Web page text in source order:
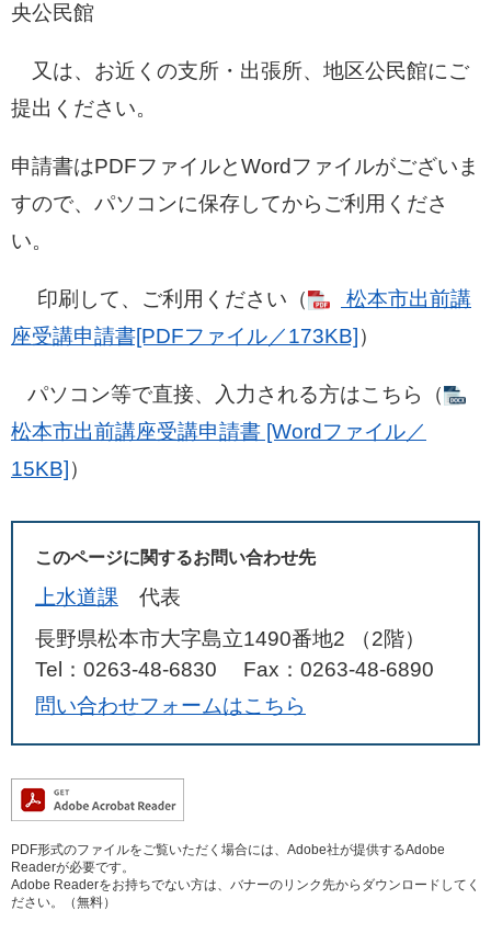
央公民館
又は、お近くの支所・出張所、地区公民館にご
提出ください。
申請書はPDFファイルとWordファイルがございま
すので、パソコンに保存してからご利用くださ
い。
印刷して、ご利用ください（
松本市出前講
座受講申請書[PDFファイル／173KB] ）
パソコン等で直接、入力される方はこちら（
松本市出前講座受講申請書 [Wordファイル／
15KB] ）
このページに関するお問い合わせ先
上水道課
代表
長野県松本市大字島立1490番地2 （2階）
Tel：0263-48-6830
Fax：0263-48-6890
問い合わせフォームはこちら
PDF形式のファイルをご覧いただく場合には、Adobe社が提供するAdobe
Readerが必要です。
Adobe Readerをお持ちでない方は、バナーのリンク先からダウンロードしてく
ださい。（無料）